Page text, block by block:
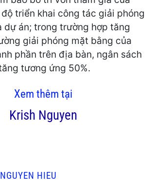
triển khai công tác giải phóng
dự án; trong trường hợp tăng
giải phóng mặt bằng của
phần trên địa bàn, ngân sách
tương ứng 50%.
Xem thêm tại
Krish Nguyen
NGUYEN HIEU